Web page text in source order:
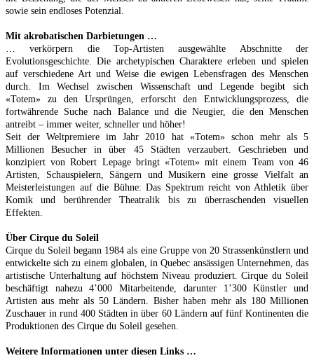
sowie sein endloses Potenzial.
Mit akrobatischen Darbietungen …
… verkörpern die Top-Artisten ausgewählte Abschnitte der
Evolutionsgeschichte. Die archetypischen Charaktere erleben und spielen
auf verschiedene Art und Weise die ewigen Lebensfragen des Menschen
durch. Im Wechsel zwischen Wissenschaft und Legende begibt sich
«Totem» zu den Ursprüngen, erforscht den Entwicklungsprozess, die
fortwährende Suche nach Balance und die Neugier, die den Menschen
antreibt – immer weiter, schneller und höher!
Seit der Weltpremiere im Jahr 2010 hat «Totem» schon mehr als 5
Millionen Besucher in über 45 Städten verzaubert. Geschrieben und
konzipiert von Robert Lepage bringt «Totem» mit einem Team von 46
Artisten, Schauspielern, Sängern und Musikern eine grosse Vielfalt an
Meisterleistungen auf die Bühne: Das Spektrum reicht von Athletik über
Komik und berührender Theatralik bis zu überraschenden visuellen
Effekten.
Über Cirque du Soleil
Cirque du Soleil begann 1984 als eine Gruppe von 20 Strassenkünstlern und
entwickelte sich zu einem globalen, in Quebec ansässigen Unternehmen, das
artistische Unterhaltung auf höchstem Niveau produziert. Cirque du Soleil
beschäftigt nahezu 4’000 Mitarbeitende, darunter 1’300 Künstler und
Artisten aus mehr als 50 Ländern. Bisher haben mehr als 180 Millionen
Zuschauer in rund 400 Städten in über 60 Ländern auf fünf Kontinenten die
Produktionen des Cirque du Soleil gesehen.
Weitere Informationen unter diesen Links …